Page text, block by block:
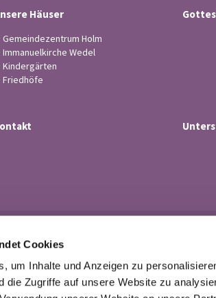
Cookies
um Inhalte und Anzeigen zu
die Zugriffe auf unsere Website zu
Häuser
Gemeindezentrum Holm
Immanuelkirche Wedel
Kindergärten
Friedhöfe
 Tel. 04103-21